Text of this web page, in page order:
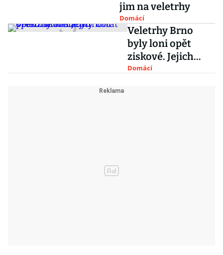
jim na veletrhy
Domácí
Veletrhy Brno
byly loni opět
ziskové. Jejich
obrat překonal
Domácí